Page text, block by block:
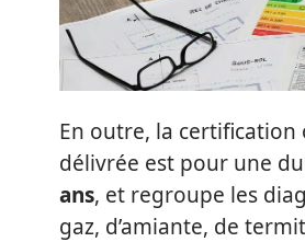
En outre, la
délivrée est pour une
ans, et regroupe les
gaz, d’amiante, de